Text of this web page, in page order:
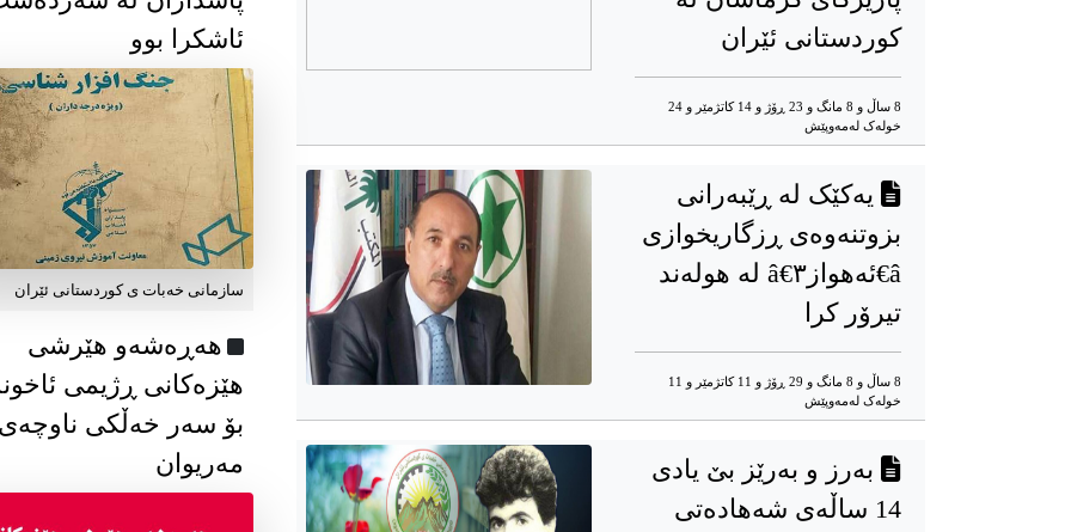
کوردستانی ئێران
8 ساڵ و 8 مانگ و 23 ڕۆژ و 14 کاتژمێر و 24
خوله‌ک له‌مه‌وپێش‌
یەکێک لە ڕێبەرانی
بزوتنەوەی ڕزگاریخوازی
â€ئەهوازâ€۳ لە هولەند
تیرۆر کرا
8 ساڵ و 8 مانگ و 29 ڕۆژ و 11 کاتژمێر و 11
خوله‌ک له‌مه‌وپێش‌
بەرز و بەرێز بێ یادی
14 ساڵەی شەهادەتی
ئاشکرا بوو
سازمانی خەبات ی كوردستانی ئێران
هەڕەشەو هێرشی
هێزەکانی ڕژیمی
بۆ سەر خەڵکی
مەریوان